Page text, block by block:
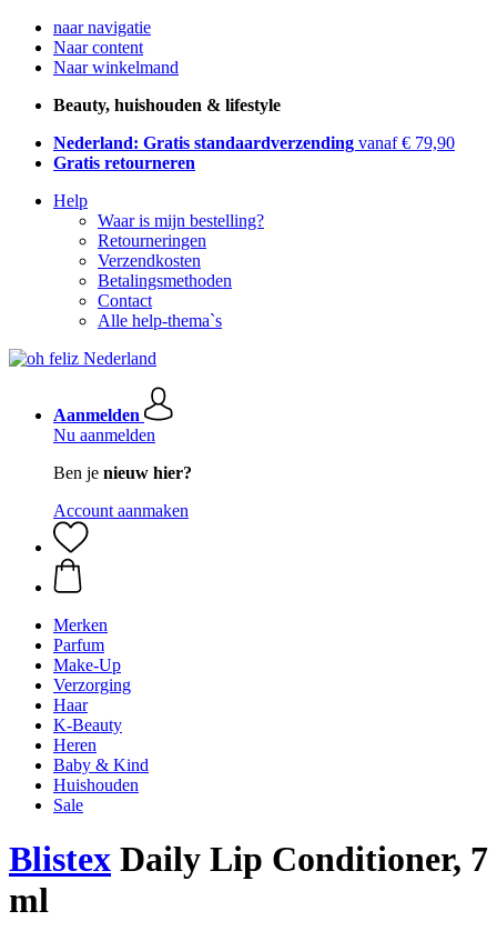
naar navigatie
Naar content
Naar winkelmand
Beauty, huishouden & lifestyle
Nederland: Gratis standaardverzending vanaf € 79,90
Gratis retourneren
Help
Waar is mijn bestelling?
Retourneringen
Verzendkosten
Betalingsmethoden
Contact
Alle help-thema`s
Aanmelden
Nu aanmelden
Ben je nieuw hier?
Account aanmaken
Merken
Parfum
Make-Up
Verzorging
Haar
K-Beauty
Heren
Baby & Kind
Huishouden
Sale
Blistex Daily Lip Conditioner, 7
ml